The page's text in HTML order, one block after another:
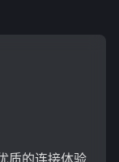
质的连接体验